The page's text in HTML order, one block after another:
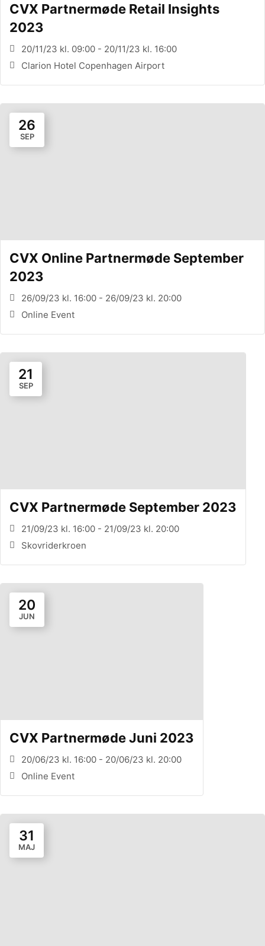
CVX Partnermøde Retail Insights
2023
20/11/23 kl. 09:00 - 20/11/23 kl. 16:00
Clarion Hotel Copenhagen Airport
26
SEP
CVX Online Partnermøde September
2023
26/09/23 kl. 16:00 - 26/09/23 kl. 20:00
Online Event
21
SEP
CVX Partnermøde September 2023
21/09/23 kl. 16:00 - 21/09/23 kl. 20:00
Skovriderkroen
20
JUN
CVX Partnermøde Juni 2023
20/06/23 kl. 16:00 - 20/06/23 kl. 20:00
Online Event
31
MAJ